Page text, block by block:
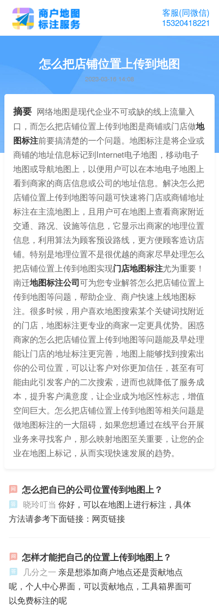
客服(同微信)
15320418221
怎么把店铺位置上传到地图
2023-03-16 14:08
摘要 网络地图是现代企业不可或缺的线上流量入
口，而怎么把店铺位置上传到地图是商铺或门店做地
图标注前要搞清楚的一个问题。地图标注是将企业或
商铺的地址信息标记到Internet电子地图，移动电子
地图或导航地图上，以便用户可以在本地电子地图上
看到商家的商店信息或公司的地址信息。解决怎么把
店铺位置上传到地图等问题可快速将门店或商铺地址
标注在主流地图上，且用户可在地图上查看商家附近
交通、路况、设施等信息，它显示出商家的地理位置
信息，利用算法为顾客预设路线，更方便顾客造访店
铺。特别是地理位置不是很优越的商家尽早处理怎么
把店铺位置上传到地图实现门店地图标注尤为重要！
南迁地图标注公司可为您专业解答怎么把店铺位置上
传到地图等问题，帮助企业、商户快速上线地图标
注。很多时候，用户喜欢地图搜索某个关键词找附近
的门店，地图标注更专业的商家一定更具优势。困惑
商家的怎么把店铺位置上传到地图等问题能及早处理
能让门店的地址标注更完善，地图上能够找到搜索出
你的公司位置，可以让客户对你更加信任，甚至有可
能由此引发客户的二次搜索，进而也就降低了服务成
本，提升客户满意度，让企业成为地区性标志，增值
空间巨大。怎么把店铺位置上传到地图等相关问题是
做地图标注的一大阻碍，如果您想通过在线平台开展
业务来寻找客户，那么映射地图至关重要，让您的企
业在地图上标记，从而实现快速发展的趋势。
怎么把自已的公司位置传到地图上？
晓玲叮当 你好，可以在地图上进行标注，具体
方法请参考下面链接：网页链接
怎样才能把自己的位置上传到地图上？
几分之一 亲是想添加商户地点还是贡献地点
呢，个人中心界面，可以贡献地点，工具箱界面可
以免费标注的呢